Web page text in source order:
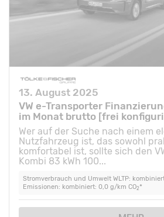
13. August 2025
VW e-Transporter
im Monat brutto [frei
Wer auf der Suche nach einem
Nutzfahrzeug ist, das sowohl
komfortabel ist, sollte sich den
Kombi 83 kWh 100...
Stromverbrauch und Umwelt WLTP:
Emissionen: kombiniert: 0,0 g/km CO2*